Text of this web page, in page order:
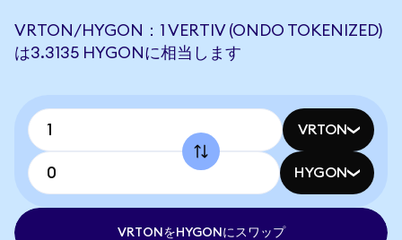
VRTON/HYGON：1 VERTIV (ONDO TOKENIZED)
は3.3135 HYGONに相当します
VRTON
HYGON
VRTONをHYGONにスワップ